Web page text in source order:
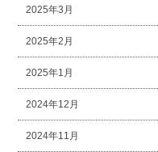
2025年3月
2025年2月
2025年1月
2024年12月
2024年11月